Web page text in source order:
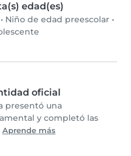
edad(es)
• Niño de edad preescolar •
oficial
presentó una
y completó las
Aprende más